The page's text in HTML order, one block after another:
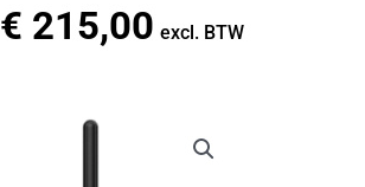
Oorspronkelijke
€ 222,00.
€ 215,00 Huidige
excl. BTW